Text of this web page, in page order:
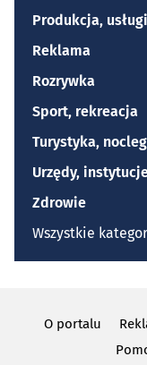
Produkcja, usługi
Reklama
Rozrywka
Sport, rekreacja
Turystyka,
Urzędy,
Zdrowie
Wszystkie
O portalu